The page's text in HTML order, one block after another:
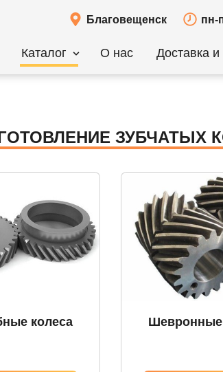
Благовещенск пн-
Каталог О нас Доставка
ЗУБЧАТЫХ
колеса Шевронные